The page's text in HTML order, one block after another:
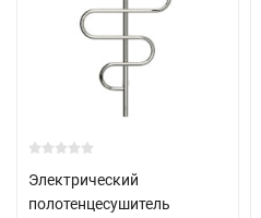
Электрический
полотенцесушитель